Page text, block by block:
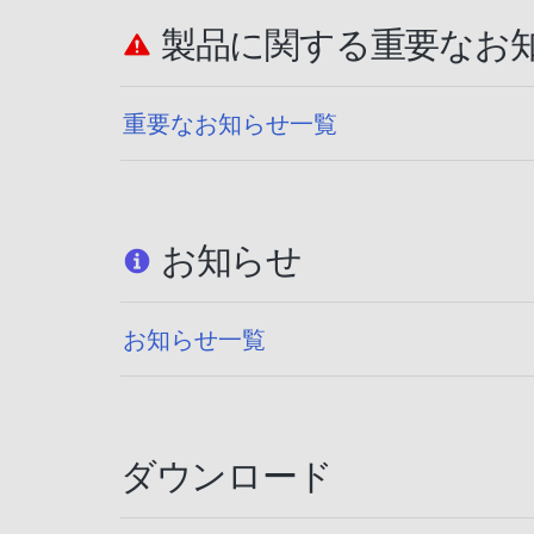
製品に関する重要なお
重要なお知らせ一覧
お知らせ
お知らせ一覧
ダウンロード